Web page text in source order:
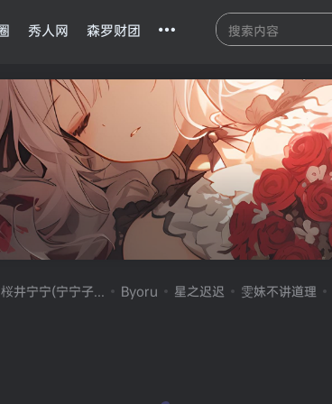
秀人网 森罗财团
桜井宁宁(宁宁子... Byoru 星之迟迟 雯妹不讲道理